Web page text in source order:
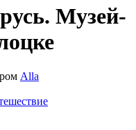
Музей-
Alla